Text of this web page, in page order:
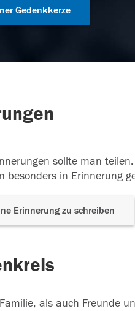
Gedenkkerze
sollte man teilen.
besonders in Erinnerung
Erinnerung zu schreiben
als auch Freunde